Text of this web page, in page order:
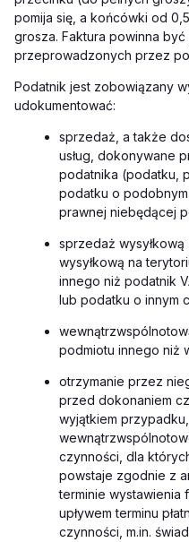
pomija się, a końcówki od
grosza. Faktura powinna
przeprowadzonych przez
Podatnik jest zobowiązany
udokumentować:
sprzedaż, a także
usług, dokonywane
podatnika (podatku,
podatku o
prawnej niebędącej
sprzedaż
wysyłkową na
innego niż podatnik
lub podatku o innym
podmiotu innego niż
otrzymanie przez
przed dokonaniem
wyjątkiem
czynności, dla
powstaje zgodnie z
terminie wystawienia
upływem terminu
czynności, m.in.